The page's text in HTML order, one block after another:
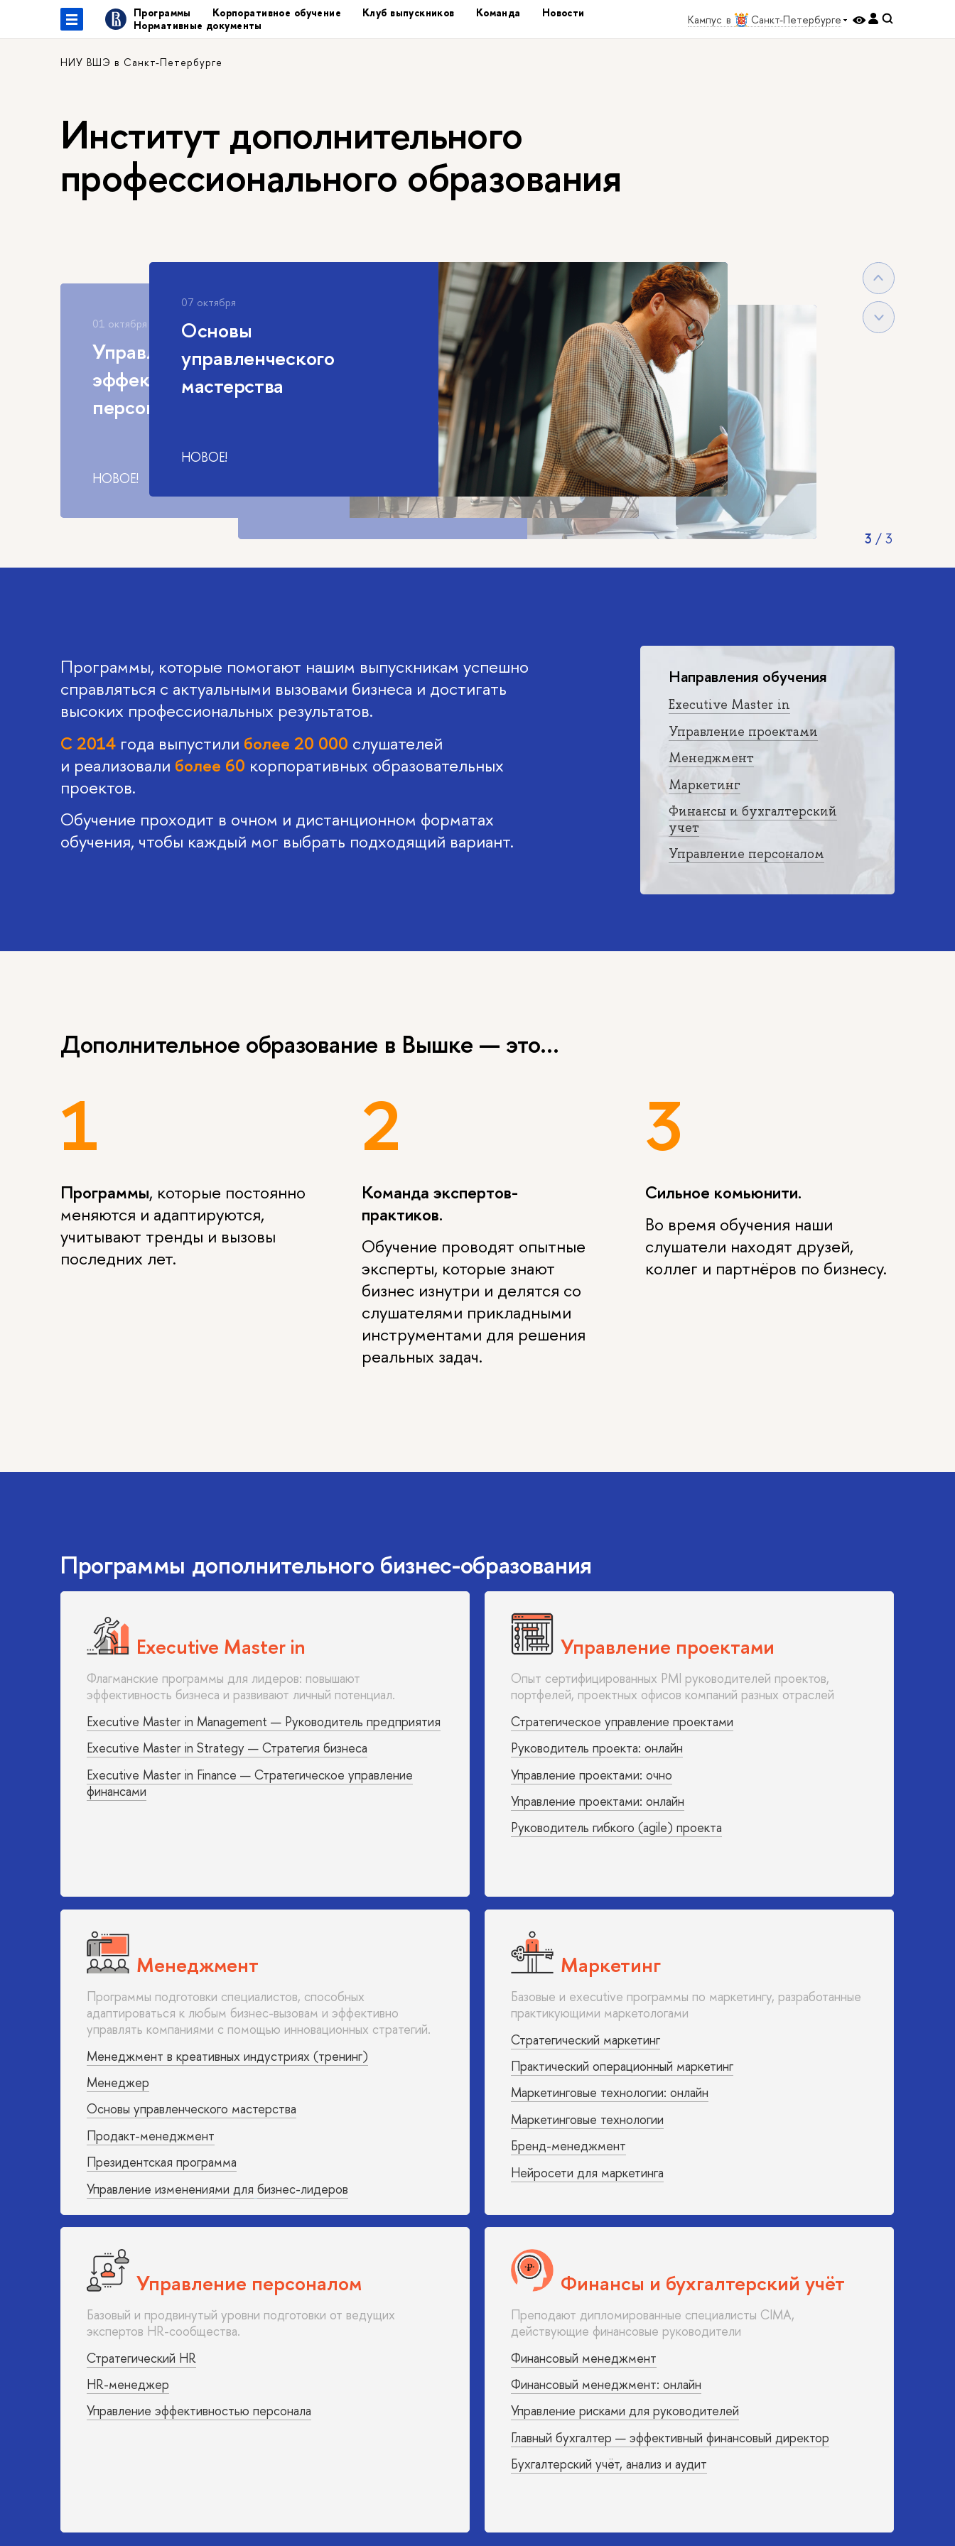
Программы Корпоративное обучение Клуб выпускников Команда
Новости
Нормативные документы
Кампус в Санкт-Петербурге
НИУ ВШЭ в Санкт-Петербурге
Институт дополнительного
профессионального образования
16 октября
Управление
изменениями для
бизнес-лидеров
Инструменты транформации бизнеса
01 октября
Управление
эффективностью
персонала
НОВОЕ!
Основы
управленческого
НОВОЕ!
1 /3
Программы, которые помогают нашим выпускникам успешно
справляться с актуальными вызовами бизнеса и достигать
высоких профессиональных результатов.
С 2014 года выпустили более 20 000 слушателей
и реализовали более 60 корпоративных образовательных
проектов.
Обучение проходит в очном и дистанционном форматах
обучения, чтобы каждый мог выбрать подходящий вариант.
Направления обучения
Executive Master in
Управление проектами
Менеджмент
Маркетинг
Финансы и бухгалтерский
учет
Управление персоналом
Дополнительное образование в Вышке — это...
1
Программы, которые постоянно
меняются и адаптируются,
учитывают тренды и вызовы
последних лет.
2
Команда экспертов-
практиков.
Обучение проводят опытные
эксперты, которые знают
бизнес изнутри и делятся со
слушателями прикладными
инструментами для решения
реальных задач.
3
Сильное комьюнити.
Во время обучения наши
слушатели находят друзей,
коллег и партнёров по бизнесу.
Программы дополнительного бизнес-образования
Executive Master in
Флагманские программы для лидеров: повышают
эффективность бизнеса и развивают личный потенциал.
Executive Master in Management — Руководитель предприятия
Executive Master in Strategy — Стратегия бизнеса
Executive Master in Finance — Стратегическое управление
финансами
Управление проектами
Опыт сертифицированных PMI руководителей проектов,
портфелей, проектных офисов компаний разных отраслей
Стратегическое управление проектами
Руководитель проекта: онлайн
Управление проектами: очно
Управление проектами: онлайн
Руководитель гибкого (agile) проекта
Менеджмент
Программы подготовки специалистов, способных
адаптироваться к любым бизнес-вызовам и эффективно
управлять компаниями с помощью инновационных стратегий.
Менеджмент в креативных индустриях (тренинг)
Менеджер
Основы управленческого мастерства
Продакт-менеджмент
Президентская программа
Управление изменениями для бизнес-лидеров
Маркетинг
Базовые и executive программы по маркетингу, разработанные
практикующими маркетологами
Стратегический маркетинг
Практический операционный маркетинг
Маркетинговые технологии: онлайн
Маркетинговые технологии
Бренд-менеджмент
Нейросети для маркетинга
Управление персоналом
Базовый и продвинутый уровни подготовки от ведущих
экспертов HR-сообщества.
Стратегический HR
HR-менеджер
Управление эффективностью персонала
Финансы и бухгалтерский учёт
Преподают дипломированные специалисты CIMA,
действующие финансовые руководители
Финансовый менеджмент
Финансовый менеджмент: онлайн
Управление рисками для руководителей
Главный бухгалтер — эффективный финансовый директор
Бухгалтерский учёт, анализ и аудит